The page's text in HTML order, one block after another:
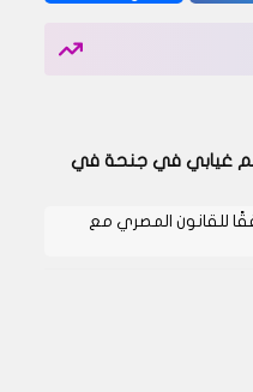
غيابي في جنحة في
للقانون المصري مع